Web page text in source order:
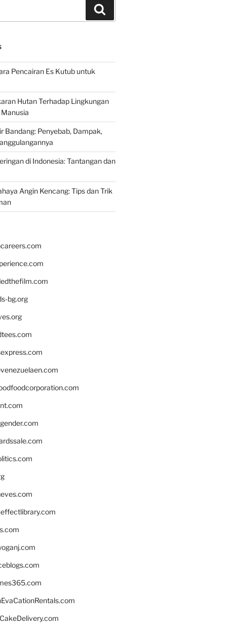
Pencairan Es Kutub untuk
Hutan Terhadap Lingkungan
Bandang: Penyebab, Dampak,
di Indonesia: Tantangan dan
Angin Kencang: Tips dan Trik
bg.org